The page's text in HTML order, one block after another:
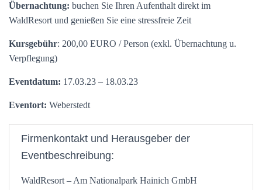
Übernachtung: buchen Sie Ihren Aufenthalt direkt im
WaldResort und genießen Sie eine stressfreie Zeit
Kursgebühr: 200,00 EURO / Person (exkl. Übernachtung u.
Verpflegung)
Eventdatum: 17.03.23 – 18.03.23
Eventort: Weberstedt
Firmenkontakt und Herausgeber der
Eventbeschreibung:
WaldResort – Am Nationalpark Hainich GmbH